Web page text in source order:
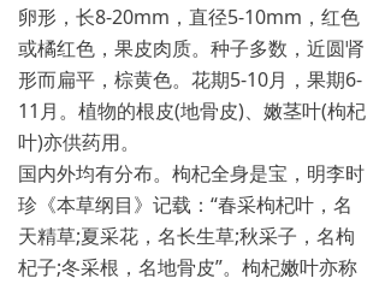
卵形，长8-20mm，直径5-10mm，红色
或橘红色，果皮肉质。种子多数，近圆肾
形而扁平，棕黄色。花期5-10月，果期6-
11月。植物的根皮(地骨皮)、嫩茎叶(枸杞
叶)亦供药用。
国内外均有分布。枸杞全身是宝，明李时
珍《本草纲目》记载：“春采枸杞叶，名
天精草;夏采花，名长生草;秋采子，名枸
杞子;冬采根，名地骨皮”。枸杞嫩叶亦称